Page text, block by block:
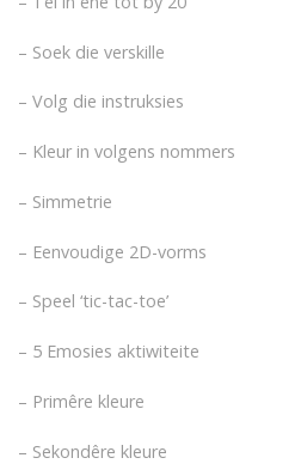
– Soek die verskille
– Volg die instruksies
– Kleur in volgens nommers
– Simmetrie
– Eenvoudige 2D-vorms
– Speel ‘tic-tac-toe’
– 5 Emosies aktiwiteite
– Primêre kleure
– Sekondêre kleure